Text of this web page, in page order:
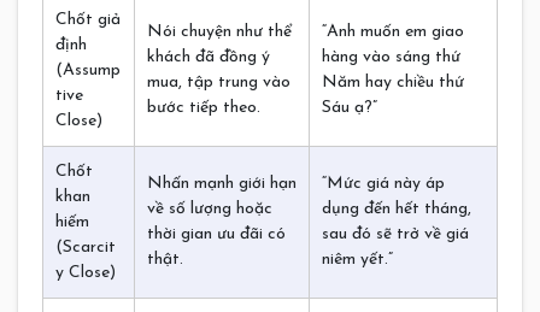
Chốt giả
định
(Assump
tive
Close)
Nói chuyện như thể
khách đã đồng ý
mua, tập trung vào
bước tiếp theo.
“Anh muốn em giao
hàng vào sáng thứ
Năm hay chiều thứ
Sáu ạ?”
Chốt
khan
hiếm
(Scarcit
y Close)
Nhấn mạnh giới hạn
về số lượng hoặc
thời gian ưu đãi có
thật.
“Mức giá này áp
dụng đến hết tháng,
sau đó sẽ trở về giá
niêm yết.”